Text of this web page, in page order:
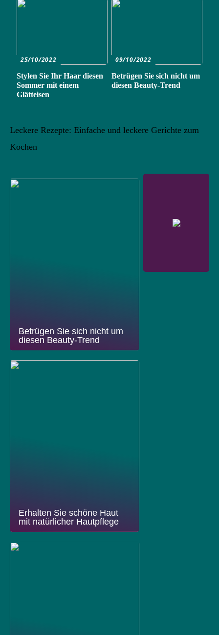
25/10/2022
Stylen Sie Ihr Haar diesen
Sommer mit einem
Glätteisen
09/10/2022
Betrügen Sie sich nicht um
diesen Beauty-Trend
Leckere Rezepte: Einfache und leckere Gerichte zum
Kochen
Betrügen Sie sich nicht um
diesen Beauty-Trend
Erhalten Sie schöne Haut
mit natürlicher Hautpflege